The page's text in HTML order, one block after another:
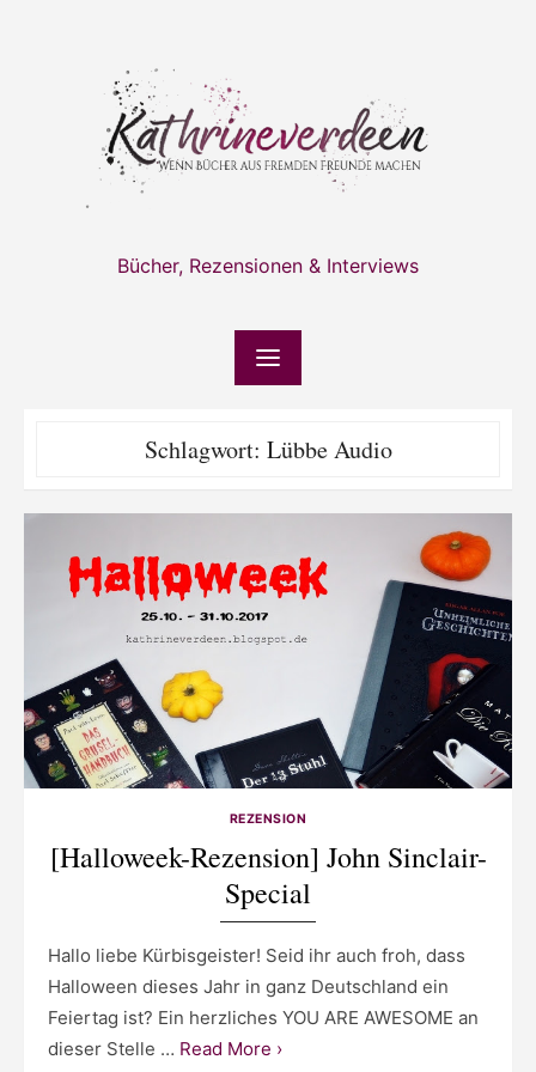
Bücher, Rezensionen & Interviews
Schlagwort: Lübbe Audio
REZENSION
[Halloweek-Rezension] John Sinclair-
Special
Hallo liebe Kürbisgeister! Seid ihr auch froh, dass
Halloween dieses Jahr in ganz Deutschland ein
Feiertag ist? Ein herzliches YOU ARE AWESOME an
dieser Stelle … Read More ›